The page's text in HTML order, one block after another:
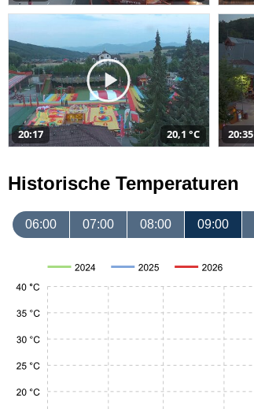
20:17 20,1 °C 20:35
Historische Temperaturen
06:00 07:00 08:00 09:00